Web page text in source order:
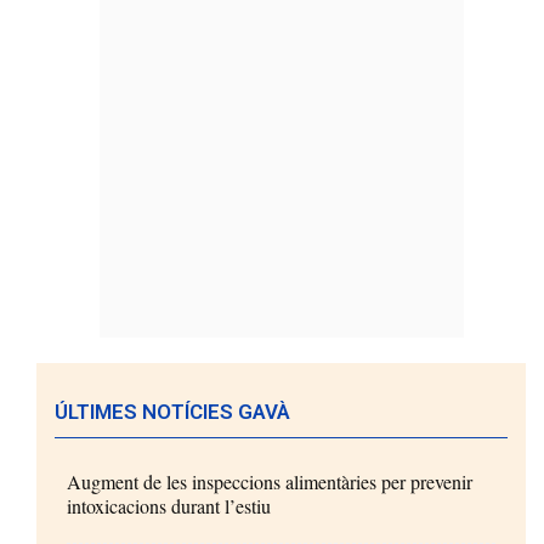
ÚLTIMES NOTÍCIES GAVÀ
Augment de les inspeccions alimentàries per prevenir
intoxicacions durant l’estiu